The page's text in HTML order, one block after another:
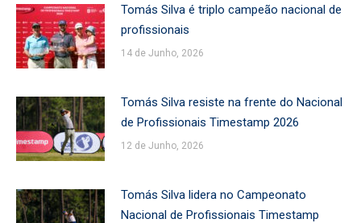
Tomás Silva é triplo campeão nacional de
profissionais
14 de Junho, 2026
Tomás Silva resiste na frente do Nacional
de Profissionais Timestamp 2026
12 de Junho, 2026
Tomás Silva lidera no Campeonato
Nacional de Profissionais Timestamp